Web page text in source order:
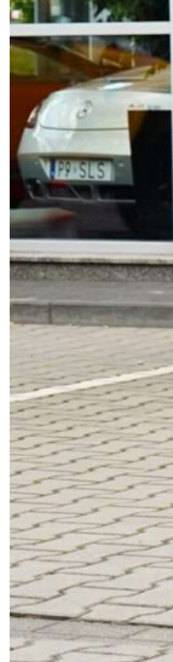
Land Rover
Carbon